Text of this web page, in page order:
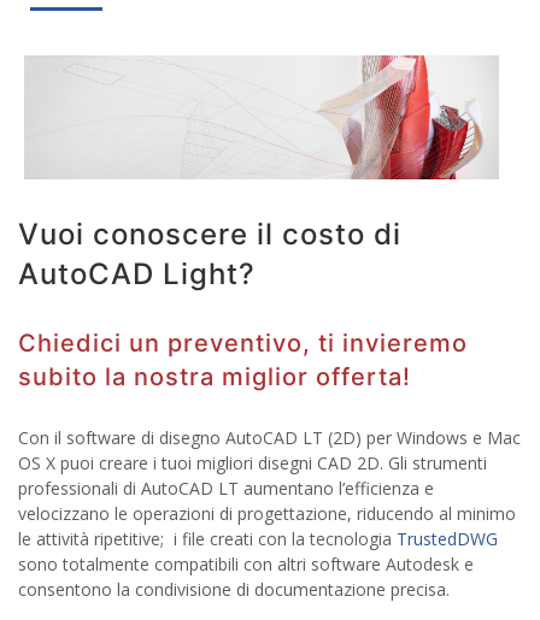
Vuoi conoscere il costo di
AutoCAD Light?
Chiedici un preventivo, ti invieremo
subito la nostra miglior offerta!
Con il software di disegno AutoCAD LT (2D) per Windows e Mac
OS X puoi creare i tuoi migliori disegni CAD 2D. Gli strumenti
professionali di AutoCAD LT aumentano l’efficienza e
velocizzano le operazioni di progettazione, riducendo al minimo
le attività ripetitive; i file creati con la tecnologia TrustedDWG
sono totalmente compatibili con altri software Autodesk e
consentono la condivisione di documentazione precisa.